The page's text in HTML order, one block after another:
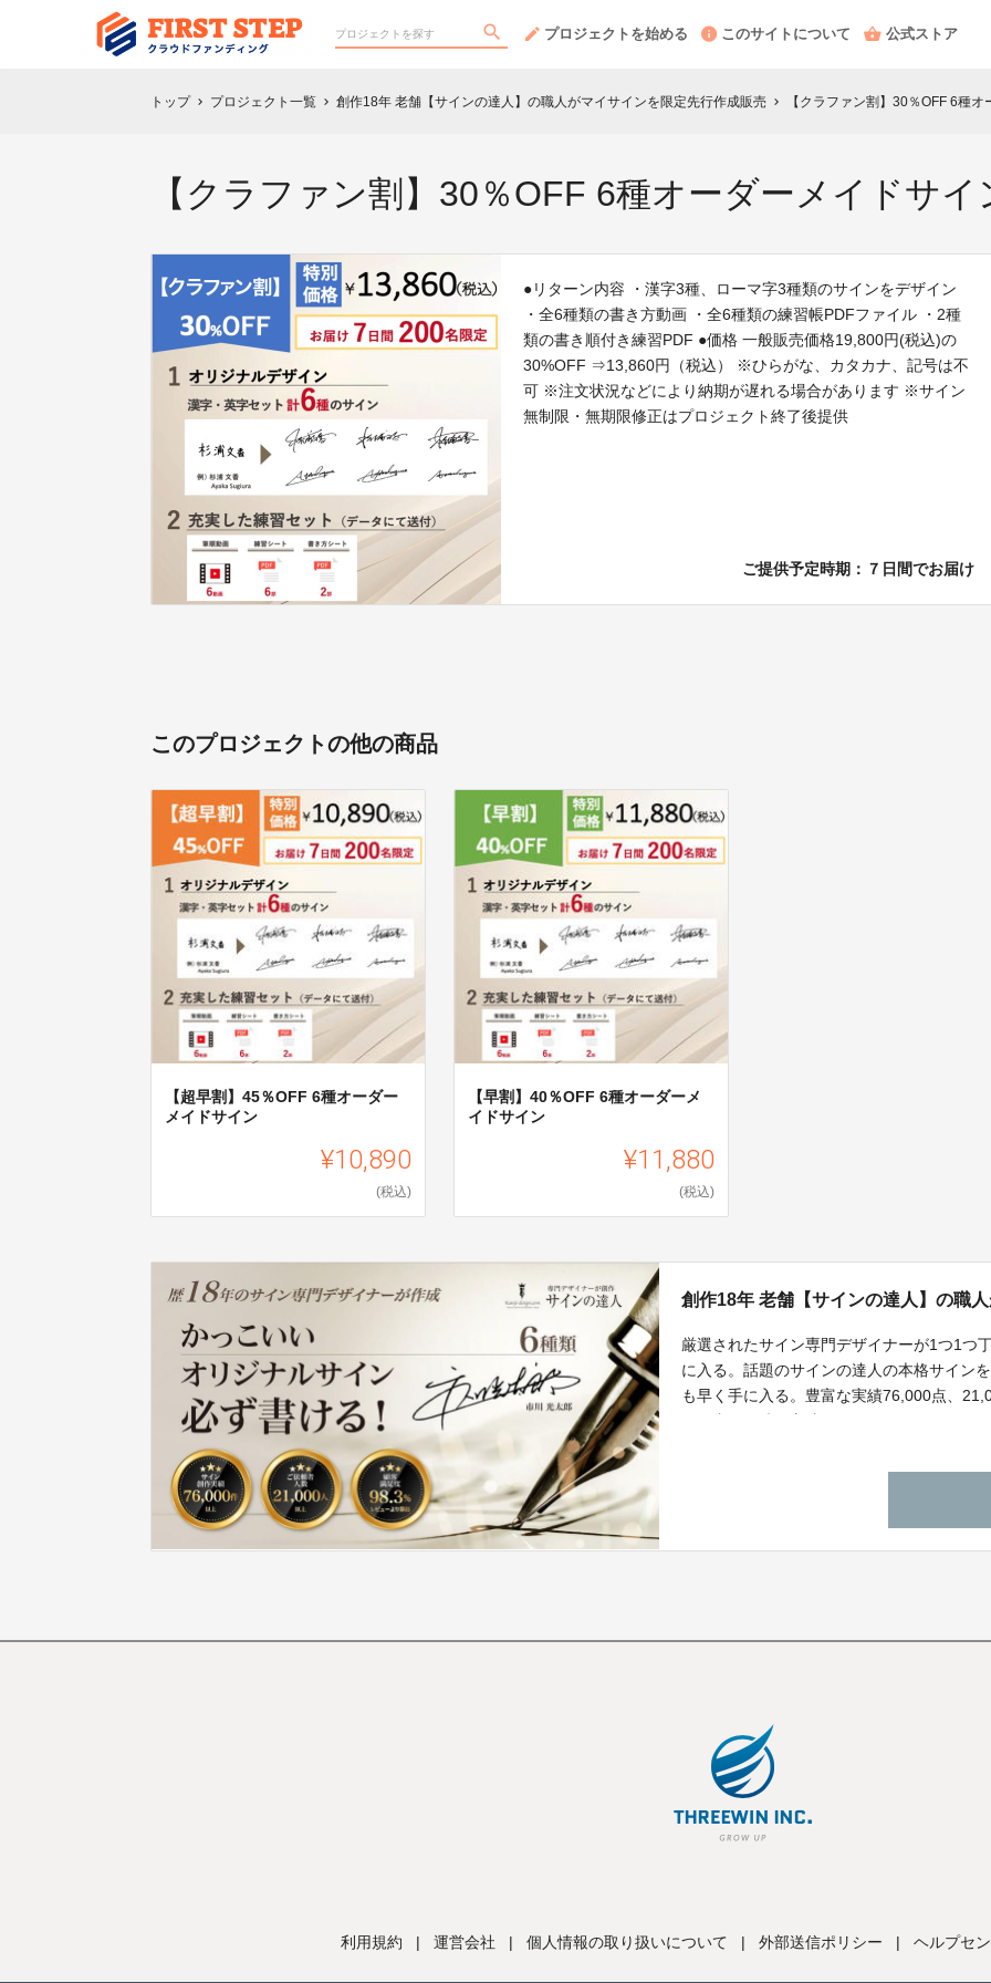
プロジェクトを始める このサイトについて 公式ストア
トップ chevron_right プロジェクト一覧 chevron_right 創作18年 老舗【サインの達人】の職人がマイサインを限定先行作成販売 chevron_right 【クラファン割】30％OFF 6種
【クラファン割】30％OFF 6種オーダーメイドサイ
●リターン内容 ・漢字3種、ローマ字3種類のサインをデザイン
・全6種類の書き方動画 ・全6種類の練習帳PDFファイル ・2種
類の書き順付き練習PDF ●価格 一般販売価格19,800円(税込)の
30%OFF ⇒13,860円（税込） ※ひらがな、カタカナ、記号は不
可 ※注文状況などにより納期が遅れる場合があります ※サイン
無制限・無期限修正はプロジェクト終了後提供
ご提供予定時期：７日間でお届け
このプロジェクトの他の商品
【超早割】45％OFF 6種オーダー
メイドサイン
¥10,890
(税込)
【早割】40％OFF 6種オーダーメ
イドサイン
¥11,880
(税込)
創作18年 老舗【サインの達人】の職
厳選されたサイン専門デザイナーが1つ1つ
に入る。話題のサインの達人の本格サイン
も早く手に入る。豊富な実績76,000点、
ンが書ける練習方法！
利用規約 | 運営会社 | 個人情報の取り扱いについて | 外部送信ポリシー | ヘルプセ